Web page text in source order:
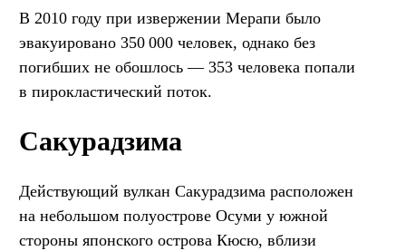
В 2010 году при извержении Мерапи было
эвакуировано 350 000 человек, однако без
погибших не обошлось — 353 человека попали
в пирокластический поток.
Сакурадзима
Действующий вулкан Сакурадзима расположен
на небольшом полуострове Осуми у южной
стороны японского острова Кюсю, вблизи